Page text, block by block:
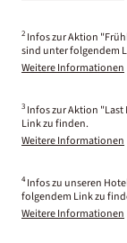
2 Infos zur Aktion
sind unter folgendem
Weitere Informationen
3 Infos zur Aktion
Link zu finden.
Weitere Informationen
4 Infos zu unseren
folgendem Link zu
Weitere Informationen